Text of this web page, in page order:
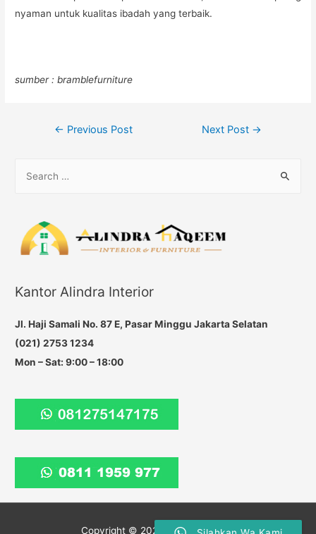
nyaman untuk kualitas ibadah yang terbaik.
sumber : bramblefurniture
Post
← Previous Post Next Post →
o
r
:
Kantor Alindra Interior
Jl. Haji Samali No. 87 E, Pasar Minggu Jakarta Selatan
(021) 2753 1234
Mon – Sat: 9:00 – 18:00
Copyright © 2026 Haqeem Group